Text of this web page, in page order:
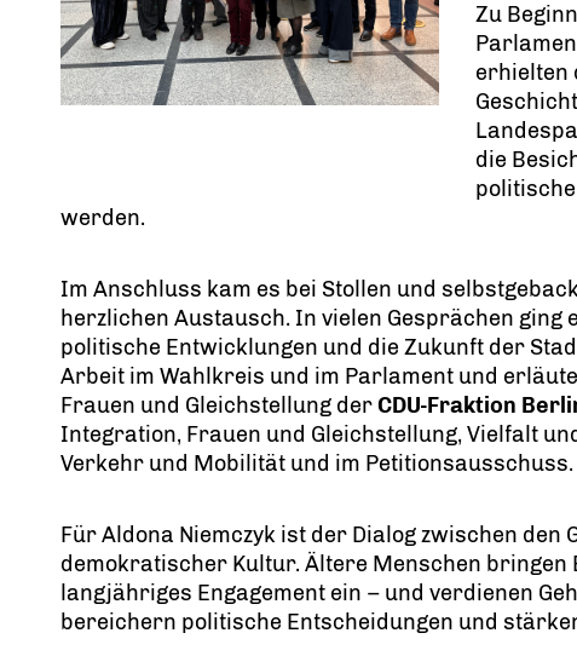
Zu
erhielten
die
werden.
Im Anschluss kam es bei Stollen und
herzlichen Austausch. In vielen Gesprächen
politische Entwicklungen und die Zukunft der
Arbeit im Wahlkreis und im Parlament und
Frauen und Gleichstellung derCDU-Fraktion
Integration, Frauen und Gleichstellung, Vielfalt
Verkehr und Mobilität und im Petitionsausschuss.
Für Aldona Niemczyk ist der Dialog zwischen
demokratischer Kultur. Ältere Menschen bringen
langjähriges Engagement ein – und verdienen
bereichern politische Entscheidungen und